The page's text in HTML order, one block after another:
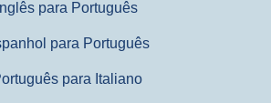
Inglês para Português
para Português
para Italiano